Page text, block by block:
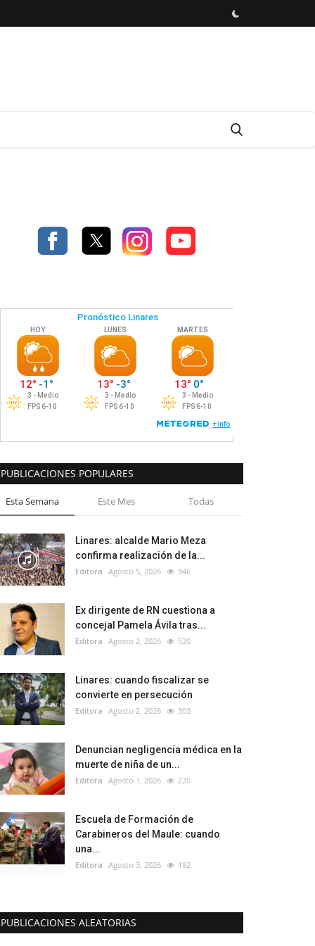
PUBLICACIONES POPULARES
Esta Semana Este Mes Todas
Linares: alcalde Mario Meza
confirma realización de la...
Editora Agosto 5, 2026 946
Ex dirigente de RN cuestiona a
concejal Pamela Ávila tras...
Editora Agosto 2, 2026 520
Linares: cuando fiscalizar se
convierte en persecución
Editora Agosto 2, 2026 303
Denuncian negligencia médica en la
muerte de niña de un...
Editora Agosto 1, 2026 220
Escuela de Formación de
Carabineros del Maule: cuando
una...
Editora Agosto 3, 2026 192
PUBLICACIONES ALEATORIAS